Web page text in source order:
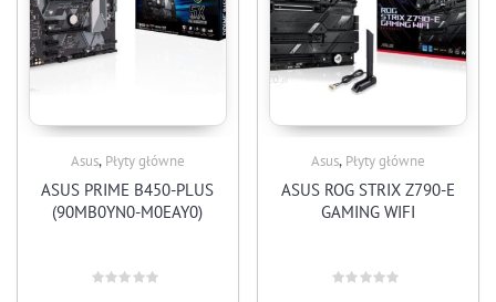
Asus, Płyty główne
ASUS PRIME B450-PLUS
(90MB0YN0-M0EAY0)
Asus, Płyty główne
ASUS ROG STRIX Z790-E
GAMING WIFI